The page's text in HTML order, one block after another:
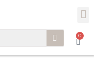
0